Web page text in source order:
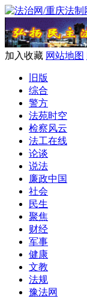
加入收藏 网站地图
旧版
综合
警方
法苑时空
检察风云
法工在线
论谈
说法
廉政中国
社会
民生
聚焦
财经
军事
健康
文教
法规
豫法网